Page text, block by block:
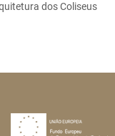
dos Coliseus